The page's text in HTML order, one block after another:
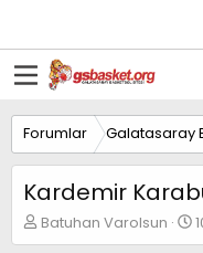
Forumlar Galatasaray
Kardemir
K
o
Batuhan Varolsun
B
a